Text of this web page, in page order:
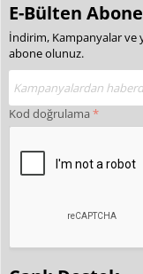
E-Bülten
İndirim, Kampanyalar
abone olunuz.
Kod doğrulama